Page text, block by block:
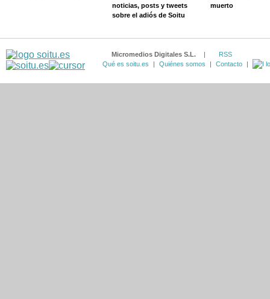
noticias, posts y tweets
sobre el adiós de Soitu
muerto
Micromedios Digitales S.L. |
RSS
Qué es soitu.es
| Quiénes somos | Contacto |